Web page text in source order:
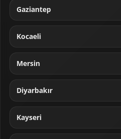
Gaziantep
Kocaeli
Mersin
Diyarbakır
Kayseri